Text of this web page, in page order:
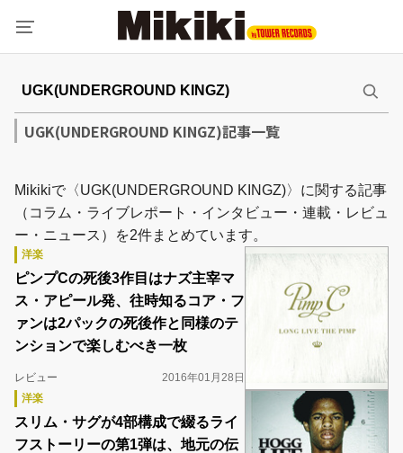
UGK(UNDERGROUND KINGZ)記事一覧
Mikikiで〈UGK(UNDERGROUND KINGZ)〉に関する記事
（コラム・ライブレポート・インタビュー・連載・レビュ
ー・ニュース）を2件まとめています。
洋楽
ピンプCの死後3作目はナズ主宰マ
ス・アピール発、往時知るコア・フ
ァンは2パックの死後作と同様のテ
ンションで楽しむべき一枚
レビュー
2016年01月28日
洋楽
スリム・サグが4部構成で綴るライ
フストーリーの第1弾は、地元の伝